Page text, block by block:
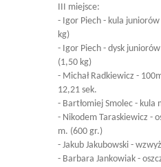
III miejsce:
- Igor Piech - kula
kg)
- Igor Piech - dysk
(1,50 kg)
- Michał Radkiewicz -
12,21 sek.
- Bartłomiej Smolec - kula
- Nikodem Taraskiewicz -
m. (600 gr.)
- Jakub Jakubowski -
- Barbara Jankowiak -